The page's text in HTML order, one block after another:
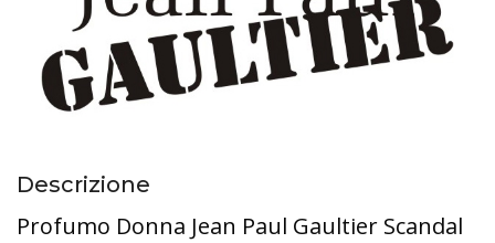
Descrizione
Profumo Donna Jean Paul Gaultier Scandal